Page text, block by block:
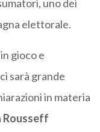
uno dei
elettorale.
gioco e
sarà grande
in materia
Rousseff